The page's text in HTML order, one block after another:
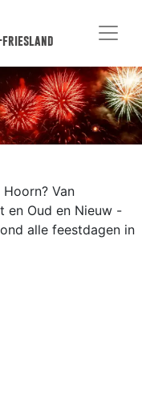
friesland
Van
en Oud en Nieuw -
alle feestdagen in